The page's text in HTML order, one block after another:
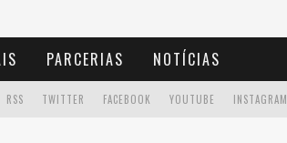
PARCERIAS NOTÍCIAS
INSTAGRAM
YOUTUBE
FACEBOOK
TWITTER
RSS